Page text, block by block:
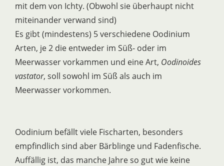
mit dem von Ichty. (Obwohl sie überhaupt nicht
miteinander verwand sind)
Es gibt (mindestens) 5 verschiedene Oodinium
Arten, je 2 die entweder im Süß- oder im
Meerwasser vorkammen und eine Art, Oodinoides
vastator, soll sowohl im Süß als auch im
Meerwasser vorkommen.
Oodinium befällt viele Fischarten, besonders
empfindlich sind aber Bärblinge und Fadenfische.
Auffällig ist, das manche Jahre so gut wie keine